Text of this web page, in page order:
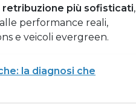
retribuzione più sofisticati,
performance reali,
e veicoli evergreen.
la diagnosi che